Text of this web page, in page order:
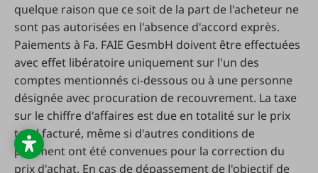
quelque raison que ce soit de la part de l'acheteur ne
sont pas autorisées en l'absence d'accord exprès.
Paiements à Fa. FAIE GesmbH doivent être effectuées
avec effet libératoire uniquement sur l'un des
comptes mentionnés ci-dessous ou à une personne
désignée avec procuration de recouvrement. La taxe
sur le chiffre d'affaires est due en totalité sur le prix
total facturé, même si d'autres conditions de
paiement ont été convenues pour la correction du
prix d'achat. En cas de dépassement de l'objectif de